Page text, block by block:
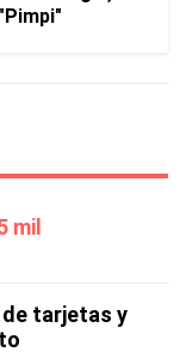
mil
de tarjetas y